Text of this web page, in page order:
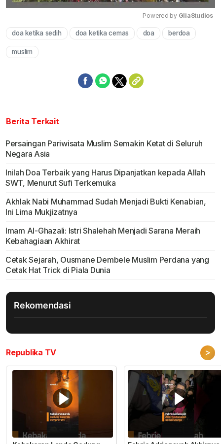
Mute
Powered by GliaStudios
doa ketika sedih doa ketika cemas doa berdoa
muslim
Berita Terkait
Persaingan Pariwisata Muslim Semakin Ketat di Seluruh
Negara Asia
Inilah Doa Terbaik yang Harus Dipanjatkan kepada Allah
SWT, Menurut Sufi Terkemuka
Akhlak Nabi Muhammad Sudah Menjadi Bukti Kenabian,
Ini Lima Mukjizatnya
Imam Al-Ghazali: Istri Shalehah Menjadi Sarana Meraih
Kebahagiaan Akhirat
Cetak Sejarah, Ousmane Dembele Muslim Perdana yang
Cetak Hat Trick di Piala Dunia
Rekomendasi
Republika TV >